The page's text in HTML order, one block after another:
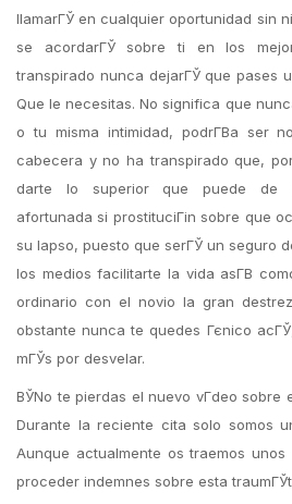
llamarГЎ en cualquier oportunidad sin
se acordarГЎ sobre ti en los
transpirado nunca dejarГЎ que pases
Que le necesitas. No significa que
o tu misma intimidad, podrГ­В­a ser
cabecera y no ha transpirado que,
darte lo superior que puede de
afortunada si prostituciГіn sobre que
su lapso, puesto que serГЎ un seguro
los medios facilitarte la vida asГ­В­
ordinario con el novio la gran
obstante nunca te quedes Гєnico
mГЎs por desvelar.
ВЎNo te pierdas el nuevo vГ­deo sobre
Durante la reciente cita solo somos
Aunque actualmente os traemos
proceder indemnes sobre esta